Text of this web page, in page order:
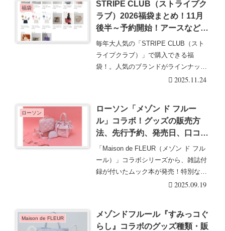
福袋
STRIPE CLUB（ストライプク
ラブ）2026福袋まとめ！11月
後半～予約開始！アースなど人
気のブランドも！
毎年大人気の「STRIPE CLUB（スト
ライプクラブ）」で購入できる福
袋！。人気のブランドがラインナップ
して売り切れ必・・・続きを読む
2025.11.24
ローソン
ローソン「メゾン ド フルー
ル」コラボ！グッズの販売方
法、先行予約、発売日、口コミ
まとめ！ピンクマニアシリーズ
のバッグ、ポーチ、ケースが
2025/9/19より新発売！
「Maison de FLEUR（メゾン ド フル
ール）」コラボシリーズから、雑誌付
録が付いたムック本が発売！特別なグ
2025.09.19
Maison de FLEUR
メゾンドフルール『すみっコぐ
らし』コラボのグッズ種類・販